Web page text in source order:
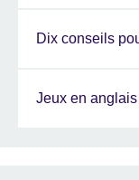
Dix conseils
Jeux en